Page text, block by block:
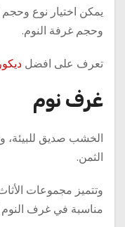
يمكن اختيار نوع
وحجم غرفة النوم.
تعرف على افضل
غرف نوم
الخشب صديق للبيئة،
الثمن.
وتتميز مجموعات
مناسبة في غرف النوم